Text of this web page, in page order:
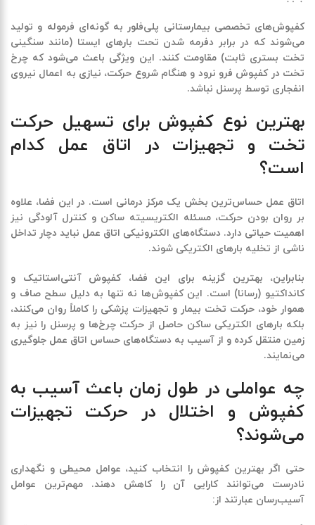
کفپوش‌های تخصصی بیمارستانی پلی‌فلور به گونه‌ای فرموله و تولید
می‌شوند که در برابر دفرمه شدن تحت بارهای ایستا (مانند سنگینی
تخت بستری ثابت) مقاومت کنند. این ویژگی باعث می‌شود که چرخ
تخت در کفپوش فرو نرود و هنگام شروع حرکت، نیازی به اعمال نیروی
انفجاری توسط پرسنل نباشد.
بهترین نوع کفپوش برای تسهیل حرکت
تخت و تجهیزات در اتاق عمل کدام
است؟
اتاق عمل حساس‌ترین بخش یک مرکز درمانی است. در این فضا، علاوه
بر روان بودن حرکت، مسئله الکتریسیته ساکن و کنترل آلودگی نیز
اهمیت حیاتی دارد. دستگاه‌های الکترونیکی اتاق عمل نباید دچار تداخل
ناشی از تخلیه بارهای الکتریکی شوند.
بنابراین، بهترین گزینه برای این فضا،کفپوش آنتی‌استاتیک و
کانداکتیو (رسانا) است. این کفپوش‌ها نه تنها به دلیل سطح صاف و
هموار خود، حرکت تخت بیمار و تجهیزات پزشکی را کاملاً روان می‌کنند،
بلکه بارهای الکتریکی ساکن حاصل از حرکت چرخ‌ها و پرسنل را نیز به
زمین منتقل کرده و از آسیب به دستگاه‌های حساس اتاق عمل جلوگیری
می‌نمایند.
چه عواملی در طول زمان باعث آسیب به
کفپوش و اختلال در حرکت تجهیزات
می‌شوند؟
حتی اگر بهترین کفپوش را انتخاب کنید، عوامل محیطی و نگهداری
نادرست می‌توانند کارایی آن را کاهش دهند. مهم‌ترین عوامل
آسیب‌رسان عبارتند از: